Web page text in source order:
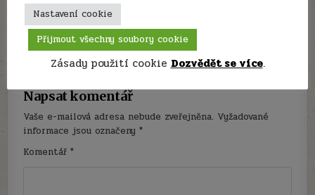
1 thought on “FCE writing - Article
(ukázka)”
Pingback:FCE materiály a testy | www.jetoboj.cz
Napsat komentář
Vaše e-mailová adresa nebude zveřejněna. Vyžadované
informace jsou označeny*
Komentář*
Nastavení cookie
Přijmout všechny soubory cookie
Zásady použití cookie Dozvědět se více.